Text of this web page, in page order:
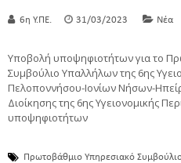
6η Υ.ΠΕ. 31/03/2023 Νέα
Υποβολή υποψηφιοτήτων για το
Συμβούλιο Υπαλλήλων της 6ης
Πελοποννήσου-Ιονίων Νήσων-
Διοίκησης της 6ης Υγειονομικής
υποψηφιοτήτων
Πρωτοβάθμιο Υπηρεσιακό